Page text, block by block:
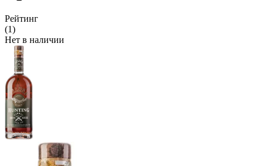
Рейтинг
(1)
Нет в наличии